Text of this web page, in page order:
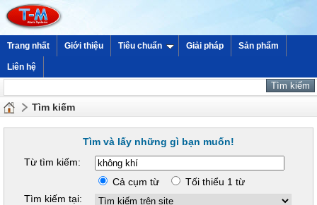
Trang nhất Giới thiệu Tiêu chuẩn Giải pháp Sản phẩm
Liên hệ
Tìm kiếm
Tìm và lấy những gì bạn muốn!
Từ tìm kiếm:
Cả cụm từ
Tối thiểu 1 từ
Tìm kiếm tại: